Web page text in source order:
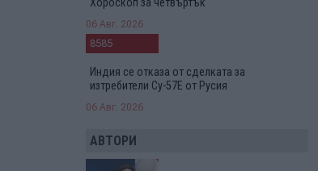
06 Авг. 2026
8585
Индия се отказа от сделката за
изтребители Су-57Е от Русия
06 Авг. 2026
АВТОРИ